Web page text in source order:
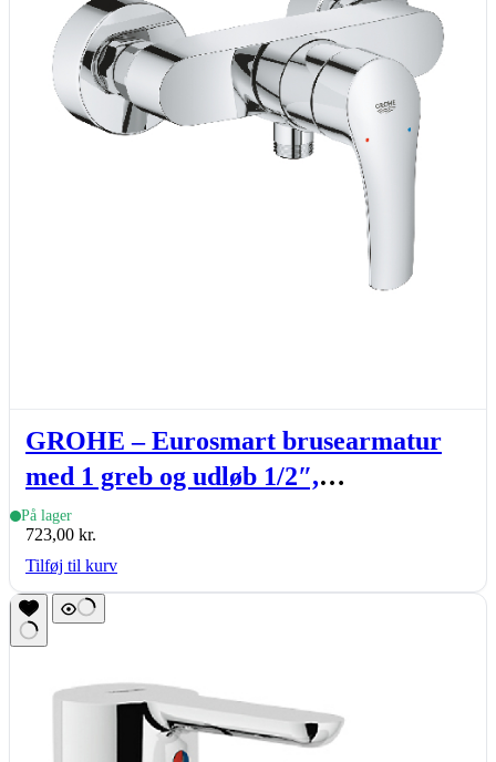
GROHE – Eurosmart brusearmatur
med 1 greb og udløb 1/2″,
temperaturbegrænser, krom
På lager
723,00 kr.
Tilføj til kurv